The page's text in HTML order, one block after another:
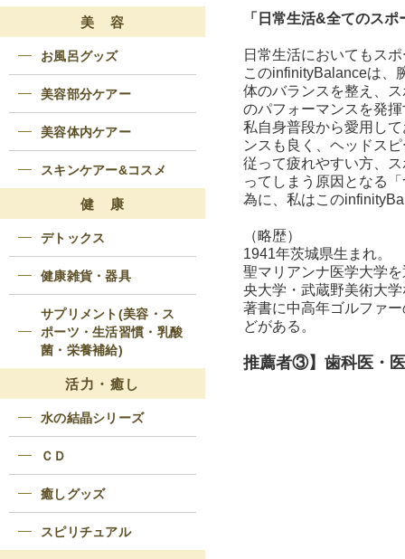
「日常生活&全てのス
日常生活においてもス
このinfinityBalanceは、
体のバランスを整え、
のパフォーマンスを発
私自身普段から愛用し
ンスも良く、ヘッドス
従って疲れやすい方、
ってしまう原因となる
為に、私はこの
（略歴）
1941年茨城県生まれ。
聖マリアンナ医学大学
央大学・武蔵野美術大
著書に中高年ゴルファ
どがある。
推薦者③】歯科医・
美 容
お風呂グッズ
美容部分ケアー
美容体内ケアー
スキンケアー&コスメ
健 康
デトックス
健康雑貨・器具
サプリメント(美容・ス
ポーツ・生活習慣・乳酸
菌・栄養補給)
活力・癒し
水の結晶シリーズ
ＣＤ
癒しグッズ
スピリチュアル